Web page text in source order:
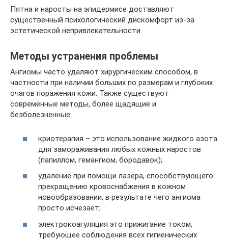
Пятна и наросты на эпидермисе доставляют
существенный психологический дискомфорт из-за
эстетической непривлекательности.
Методы устранения проблемы
Ангиомы часто удаляют хирургическим способом, в
частности при наличии больших по размерам и глубоких
очагов поражения кожи. Также существуют
современные методы, более щадящие и
безболезненные:
криотерапия – это использование жидкого азота
для замораживания любых кожных наростов
(папиллом, гемангиом, бородавок);
удаление при помощи лазера, способствующего
прекращению кровоснабжения в кожном
новообразовании, в результате чего ангиома
просто исчезает;
электрокоагуляция это прижигание током,
требующее соблюдения всех гигиенических